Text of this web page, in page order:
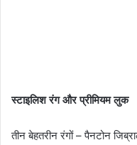
स्टाइलिश रंग और प्रीमियम लुक
तीन बेहतरीन रंगों – पैनटोन